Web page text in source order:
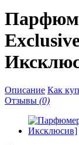
Описание Как
Отзывы (0)